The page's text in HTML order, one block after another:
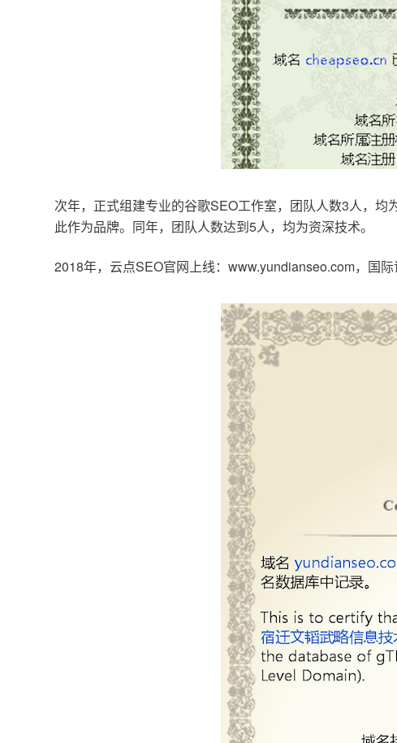
次年，正式组建专业的谷歌SEO工作室，团队人数3人，
此作为品牌。同年，团队人数达到5人，均为资深技术。
2018年，云点SEO官网上线：www.yundianseo.com，国际